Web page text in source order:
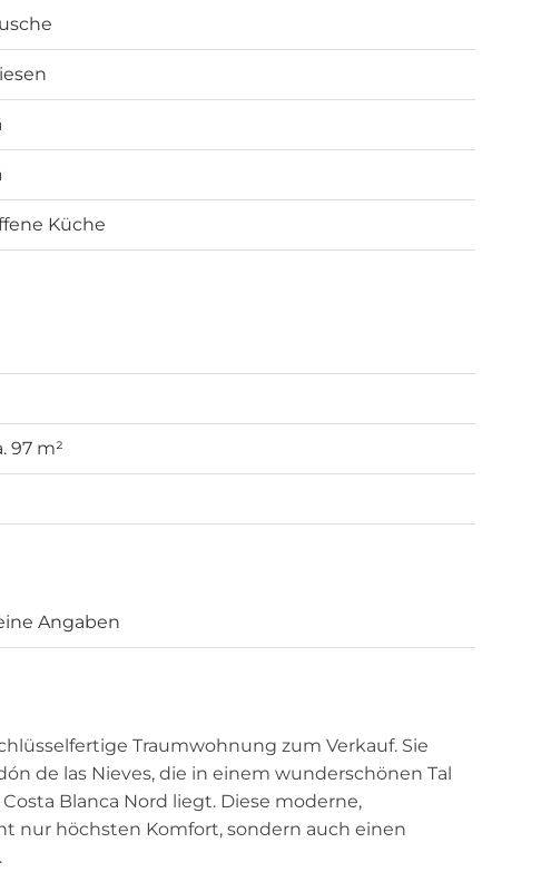
Küche
97 m²
Angaben
Traumwohnung zum Verkauf. Sie
de las Nieves, die in einem wunderschönen Tal
Blanca Nord liegt. Diese moderne,
nur höchsten Komfort, sondern auch einen